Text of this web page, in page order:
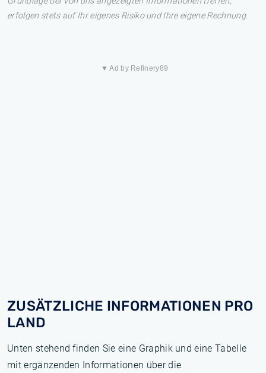
erfolgen stets auf Ihr eigenes Risiko und Ihre eigene Rechnung.
▼ Ad by Refinery89
ZUSÄTZLICHE INFORMATIONEN PRO
LAND
Unten stehend finden Sie eine Graphik und eine Tabelle
mit ergänzenden Informationen über die